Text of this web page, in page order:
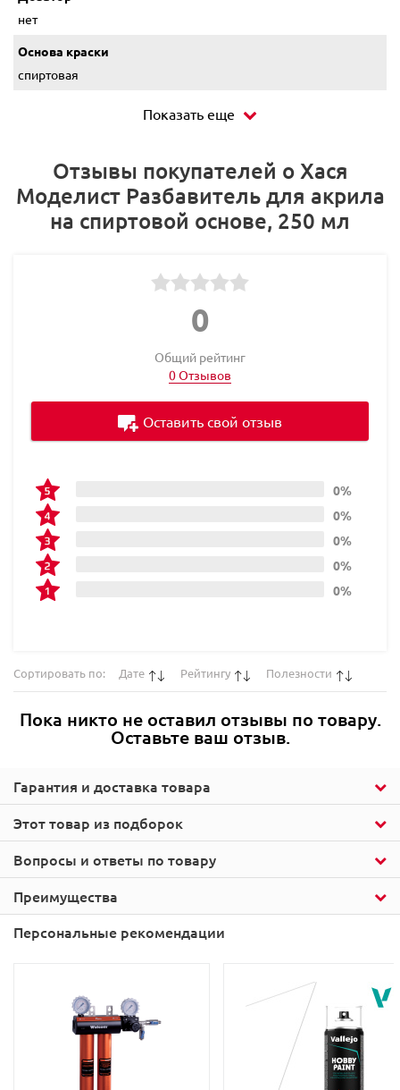
нет
Основа краски
спиртовая
Показать еще
Этот товар из подборок
Гарантия и доставка товара
Отзывы покупателей о Хася
Моделист Разбавитель для акрила
на спиртовой основе, 250 мл
0
Общий рейтинг
0 Отзывов
0%
0%
0%
0%
0%
Оставить свой отзыв
Сортировать по: Дате Рейтингу Полезности
Пока никто не оставил отзывы по товару.
Оставьте ваш отзыв.
Вопросы и ответы по товару
Преимущества
Персональные рекомендации